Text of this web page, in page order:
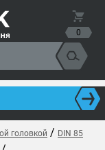
0
головкой / DIN 85